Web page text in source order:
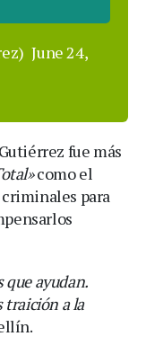
June 24,
fue más
como el
para
que ayudan.
traición a la